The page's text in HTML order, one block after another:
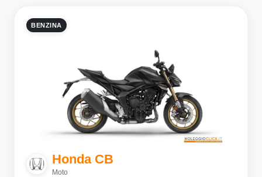
BENZINA
Honda CB
Moto